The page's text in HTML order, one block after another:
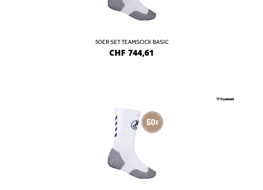
50ER SET TEAMSOCK BASIC
CHF 744,61